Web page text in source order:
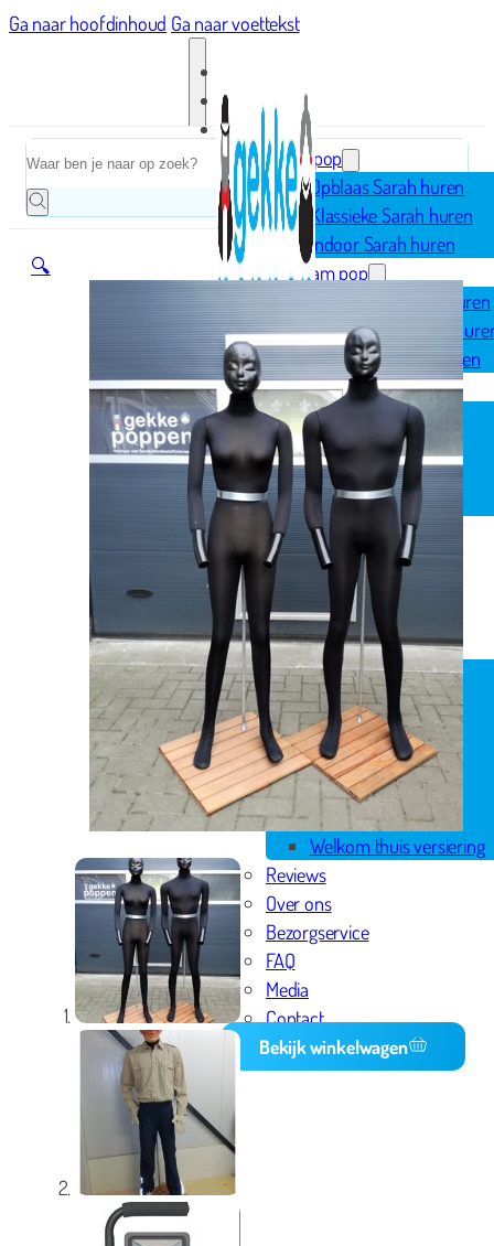
Ga naar hoofdinhoud Ga naar voettekst
Home
Sarah pop
Opblaas Sarah huren
Klassieke Sarah huren
Indoor Sarah huren
Abraham pop
Opblaas Abraham huren
Klassieke Abraham
Indoor Abraham huren
Geboorte
Opblaasfiguren
Geboorteborden
Ooievaar op nest
Spandoek geboorte
Huwelijk
Pensioen
Skytubes
Rode loper
Versiering
Geboorte versiering
Geslaagd versiering
Huwelijk versiering
Pensioen versiering
Verjaardag versiering
Voordeelpakketten
Welkom thuis versiering
Reviews
Over ons
Bezorgservice
FAQ
Media
Contact
Bekijk winkelwagen
Zoeken
🔍